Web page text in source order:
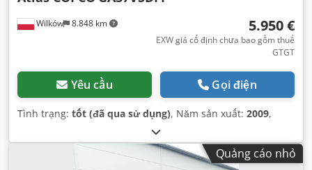
Wilków 8.848 km 5.950 €
EXW giá cố định chưa bao gồm thuế
GTGT
Yêu cầu Gọi điện
Tình trạng: tốt (đã qua sử dụng), Năm sản xuất: 2009,
Quảng cáo nhỏ